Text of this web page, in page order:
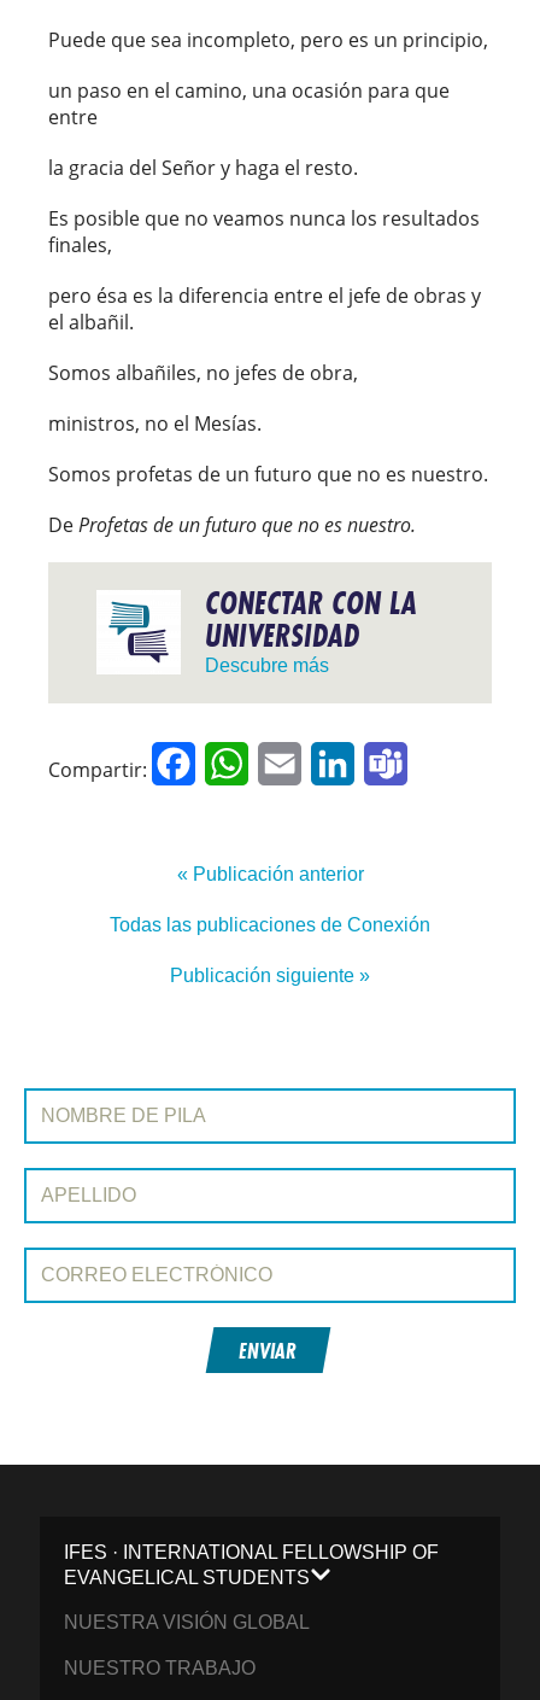
Puede que sea incompleto, pero es un principio,
un paso en el camino, una ocasión para que
entre
la gracia del Señor y haga el resto.
Es posible que no veamos nunca los resultados
finales,
pero ésa es la diferencia entre el jefe de obras y
el albañil.
Somos albañiles, no jefes de obra,
ministros, no el Mesías.
Somos profetas de un futuro que no es nuestro.
DeProfetas de un futuro que no es nuestro.
CONECTAR CON LA
UNIVERSIDAD
Descubre más
Compartir: FacebookWhatsApp
Email LinkedIn
« Publicación anterior
Todas las publicaciones de Conexión
Publicación siguiente »
REGÍSTRATE EN CONEXIÓN
Nombre de pila:
Apellido:
Correo electrónico:
ENVIAR
IFES · INTERNATIONAL FELLOWSHIP OF
EVANGELICAL STUDENTS
NUESTRA VISIÓN GLOBAL
NUESTRO TRABAJO